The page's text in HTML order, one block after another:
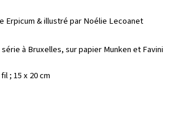
Erpicum & illustré par Noélie Lecoanet
à Bruxelles, sur papier Munken et Favini
; 15 x 20 cm